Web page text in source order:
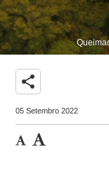
share
05 Setembro 2022